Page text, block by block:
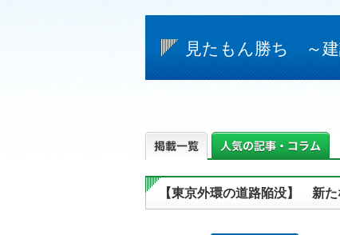
見たもん勝ち ～建
【東京外環の道路陥没】 新